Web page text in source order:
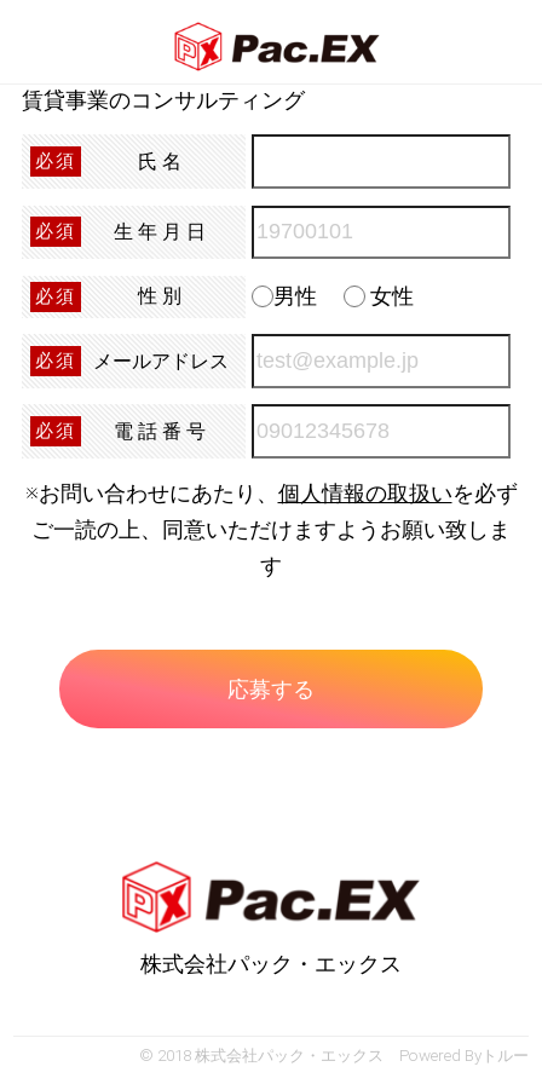
賃貸事業のコンサルティング
必須 氏名
必須 生年月日
必須 性別 男性 女性
必須 メールアドレス
必須 電話番号
※お問い合わせにあたり、 個人情報の取扱いを必ず
ご一読の上、同意いただけますようお願い致しま
す
株式会社パック・エックス
© 2018 株式会社パック・エックス Powered Byトルー